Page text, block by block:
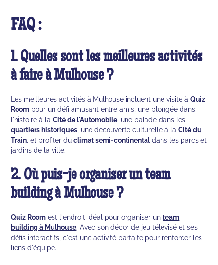
FAQ :
1. Quelles sont les meilleures activités
à faire à Mulhouse ?
Les meilleures activités à Mulhouse incluent une visite àQuiz
Room pour un défi amusant entre amis, une plongée dans
l'histoire à laCité de l'Automobile , une balade dans les
quartiers historiques , une découverte culturelle à laCité du
Train , et profiter duclimat semi-continentaldans les parcs et
jardins de la ville.
2. Où puis-je organiser un team
building à Mulhouse ?
Quiz Room est l'endroit idéal pour organiser unteam
building à Mulhouse. Avec son décor de jeu télévisé et ses
défis interactifs, c'est une activité parfaite pour renforcer les
liens d'équipe.